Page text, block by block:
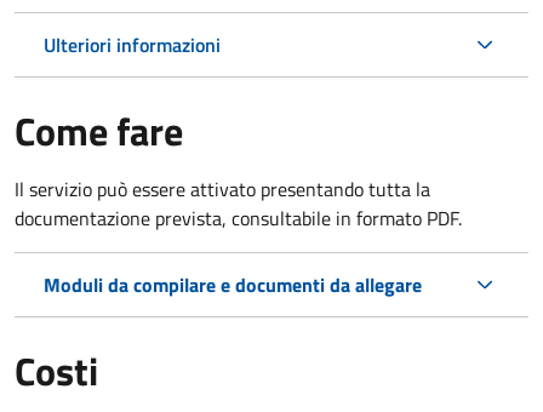
Ulteriori informazioni
Come fare
Il servizio può essere attivato presentando tutta la
documentazione prevista, consultabile in formato PDF.
Moduli da compilare e documenti da allegare
Costi